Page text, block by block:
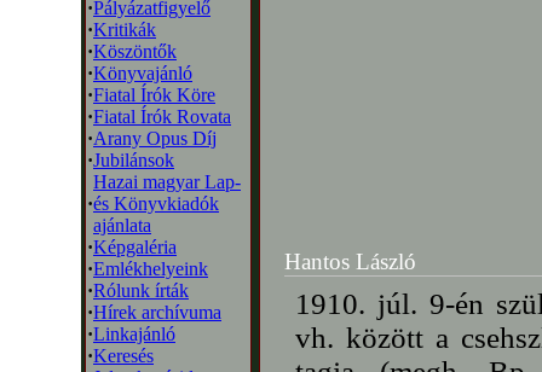
·Pályázatfigyelő
·Kritikák
·Köszöntők
·Könyvajánló
·Fiatal Írók Köre
·Fiatal Írók Rovata
·Arany Opus Díj
·Jubilánsok
·
Hazai magyar Lap-
és Könyvkiadók
ajánlata
·Képgaléria
·Emlékhelyeink
·Rólunk írták
·Hírek archívuma
·Linkajánló
·Keresés
Hantos László
1910. júl. 9-én
vh. között a